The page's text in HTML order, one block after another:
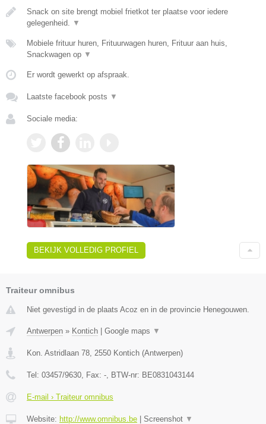
Snack on site brengt mobiel frietkot ter plaatse voor iedere
gelegenheid.
▼
Mobiele frituur huren, Frituurwagen huren, Frituur aan huis,
Snackwagen op ▼
Er wordt gewerkt op afspraak.
Laatste facebook posts ▼
Sociale media:
BEKIJK VOLLEDIG PROFIEL
Traiteur omnibus
Niet gevestigd in de plaats Acoz en in de provincie Henegouwen.
Antwerpen » Kontich Google maps ▼
Kon. Astridlaan 78 2550 Kontich (Antwerpen)
Tel: 03457/9630 , Fax: - , BTW-nr: BE0831043144
E-mail › Traiteur omnibus
Website: http://www.omnibus.be Screenshot ▼